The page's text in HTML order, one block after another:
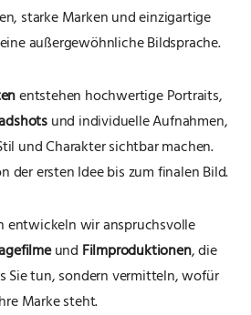
starke Marken und einzigartige
außergewöhnliche Bildsprache.
entstehen hochwertige Portraits,
und individuelle Aufnahmen,
und Charakter sichtbar machen.
der ersten Idee bis zum finalen Bild.
entwickeln wir anspruchsvolle
und Filmproduktionen, die
Sie tun, sondern vermitteln, wofür
Marke steht.